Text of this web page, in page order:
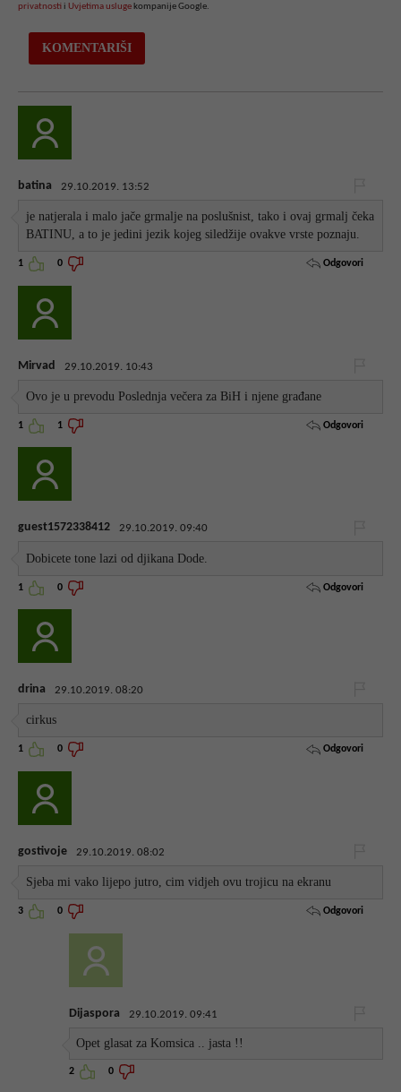
privatnosti i Uvjetima usluge kompanije Google.
batina 29.10.2019. 13:52
je natjerala i malo jače grmalje na poslušnist, tako i ovaj grmalj čeka
BATINU, a to je jedini jezik kojeg siledžije ovakve vrste poznaju.
1 0 Odgovori
Mirvad 29.10.2019. 10:43
Ovo je u prevodu Poslednja večera za BiH i njene građane
1 1 Odgovori
guest1572338412 29.10.2019. 09:40
Dobicete tone lazi od djikana Dode.
1 0 Odgovori
drina 29.10.2019. 08:20
cirkus
1 0 Odgovori
gostivoje 29.10.2019. 08:02
Sjeba mi vako lijepo jutro, cim vidjeh ovu trojicu na ekranu
3 0 Odgovori
Dijaspora 29.10.2019. 09:41
Opet glasat za Komsica .. jasta !!
2 0